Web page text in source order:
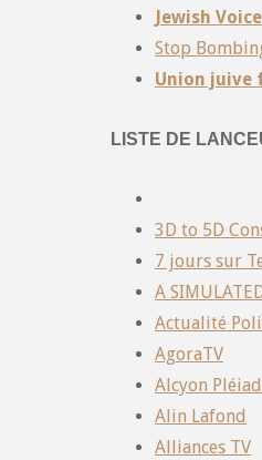
Jewish
Stop
Union juive
LISTE DE
3D to 5D
7 jours sur
A
Actualité
AgoraTV
Alcyon
Alin Lafond
Alliances TV